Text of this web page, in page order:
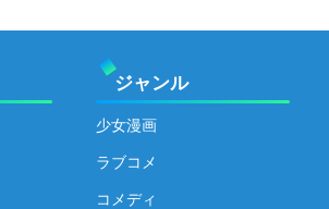
ジャンル
少女漫画
ラブコメ
コメディ